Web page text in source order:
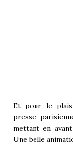
Et pour le
presse
mettant en
Une belle